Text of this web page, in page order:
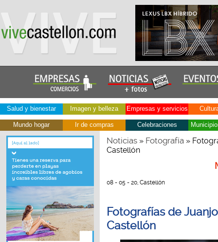
Salud y bienestar Imagen y belleza Empresas y servicios
Mundo hogar Ir de compras Celebraciones
Noticias» Fotografía»
Castellón
08 - 05 - 20, Castellón
Fotografías de
Castellón